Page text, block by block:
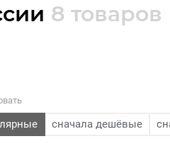
8 товаров
сначала дешёвые